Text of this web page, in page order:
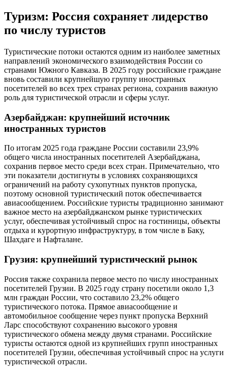
Туризм: Россия сохраняет лидерство
по числу туристов
Туристические потоки остаются одним из наиболее заметных
направлений экономического взаимодействия России со
странами Южного Кавказа. В 2025 году российские граждане
вновь составили крупнейшую группу иностранных
посетителей во всех трех странах региона, сохранив важную
роль для туристической отрасли и сферы услуг.
Азербайджан: крупнейший источник
иностранных туристов
По итогам 2025 года граждане России составили 23,9%
общего числа иностранных посетителей Азербайджана,
сохранив первое место среди всех стран. Примечательно, что
эти показатели достигнуты в условиях сохраняющихся
ограничений на работу сухопутных пунктов пропуска,
поэтому основной туристический поток обеспечивается
авиасообщением. Российские туристы традиционно занимают
важное место на азербайджанском рынке туристических
услуг, обеспечивая устойчивый спрос на гостиницы, объекты
отдыха и курортную инфраструктуру, в том числе в Баку,
Шахдаге и Нафталане.
Грузия: крупнейший туристический рынок
Россия также сохранила первое место по числу иностранных
посетителей Грузии. В 2025 году страну посетили около 1,3
млн граждан России, что составило 23,2% общего
туристического потока. Прямое авиасообщение и
автомобильное сообщение через пункт пропуска Верхний
Ларс способствуют сохранению высокого уровня
туристического обмена между двумя странами. Российские
туристы остаются одной из крупнейших групп иностранных
посетителей Грузии, обеспечивая устойчивый спрос на услуги
туристической отрасли.